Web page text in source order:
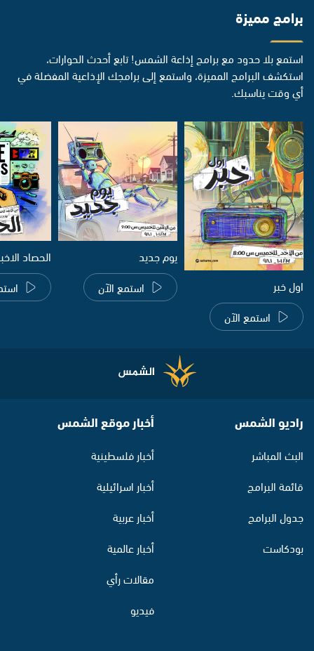
برامج مميزة
استمع بلا حدود مع برامج إذاعة الشمس! تابع أحدث الحوارات،
استكشف البرامج المميزة، واستمع إلى برامجك الإذاعية المفضلة في
أي وقت يناسبك.
اول خبر
استمع الآن
يوم جديد
استمع الآن
الحصاد
راديو الشمس
البث المباشر
قائمة البرامج
جدول البرامج
بودكاست
أخبار موقع الشمس
أخبار فلسطينية
أخبار اسرائيلية
أخبار عربية
أخبار عالمية
مقالات رأي
فيديو